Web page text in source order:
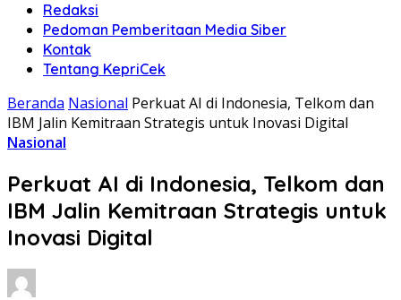
Redaksi
Pedoman Pemberitaan Media Siber
Kontak
Tentang KepriCek
Beranda Nasional Perkuat AI di Indonesia, Telkom dan
IBM Jalin Kemitraan Strategis untuk Inovasi Digital
Nasional
Perkuat AI di Indonesia, Telkom dan
IBM Jalin Kemitraan Strategis untuk
Inovasi Digital